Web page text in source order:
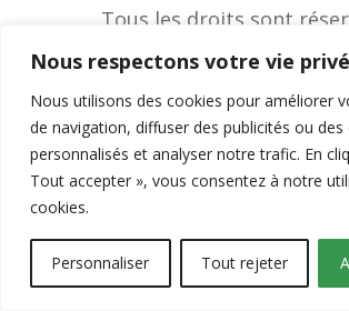
Nous respectons votre vie
Nous utilisons des cookies pour améliorer
de navigation, diffuser des publicités ou des
personnalisés et analyser notre trafic. En
Tout accepter », vous consentez à notre
cookies.
Personnaliser Tout rejeter
Tous les droits sont
Agence créative